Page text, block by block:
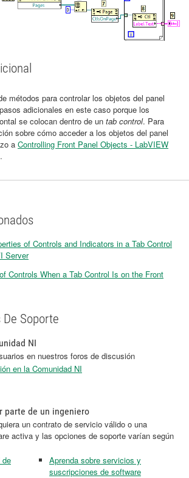
métodos para controlar los objetos del panel
adicionales en este caso porque los
se colocan dentro de un tab control. Para
sobre cómo acceder a los objetos del panel
a Controlling Front Panel Objects - LabVIEW
of Controls and Indicators in a Tab Control
Server
Controls When a Tab Control Is on the Front
De Soporte
NI
en nuestros foros de discusión
en la Comunidad NI
parte de un ingeniero
un contrato de servicio válido o una
activa y las opciones de soporte varían según
de
Aprenda sobre servicios y
suscripciones de software